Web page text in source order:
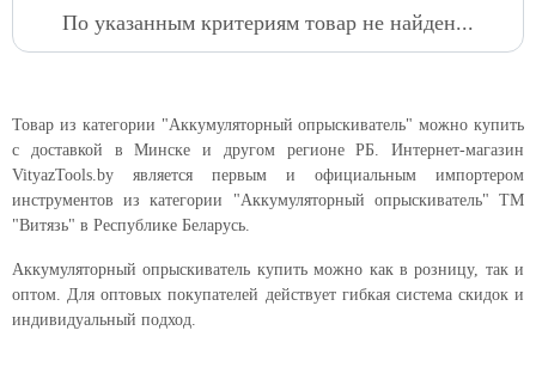
По указанным критериям товар не найден...
Товар из категории "Аккумуляторный опрыскиватель" можно купить
с доставкой в Минске и другом регионе РБ. Интернет-магазин
VityazTools.by является первым и официальным импортером
инструментов из категории "Аккумуляторный опрыскиватель" ТМ
"Витязь" в Республике Беларусь.
Аккумуляторный опрыскиватель купить можно как в розницу, так и
оптом. Для оптовых покупателей действует гибкая система скидок и
индивидуальный подход.